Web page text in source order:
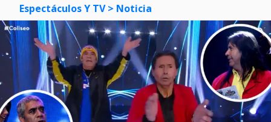
Espectáculos Y TV > Noticia